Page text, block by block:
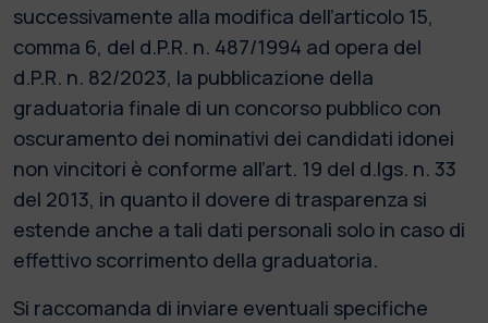
successivamente alla modifica dell’articolo 15,
comma 6, del d.P.R. n. 487/1994 ad opera del
d.P.R. n. 82/2023, la pubblicazione della
graduatoria finale di un concorso pubblico con
oscuramento dei nominativi dei candidati idonei
non vincitori è conforme all’art. 19 del d.lgs. n. 33
del 2013, in quanto il dovere di trasparenza si
estende anche a tali dati personali solo in caso di
effettivo scorrimento della graduatoria.
Si raccomanda di inviare eventuali specifiche